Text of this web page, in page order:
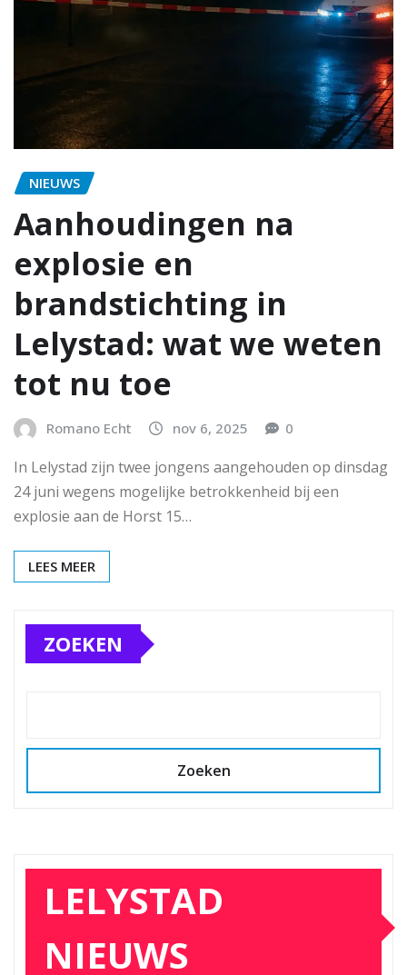
NIEUWS
Aanhoudingen na
explosie en
brandstichting in
Lelystad: wat we weten
tot nu toe
Romano Echt nov 6, 2025 0
In Lelystad zijn twee jongens aangehouden op dinsdag
24 juni wegens mogelijke betrokkenheid bij een
explosie aan de Horst 15…
LEES MEER
ZOEKEN
Zoeken
LELYSTAD
NIEUWS